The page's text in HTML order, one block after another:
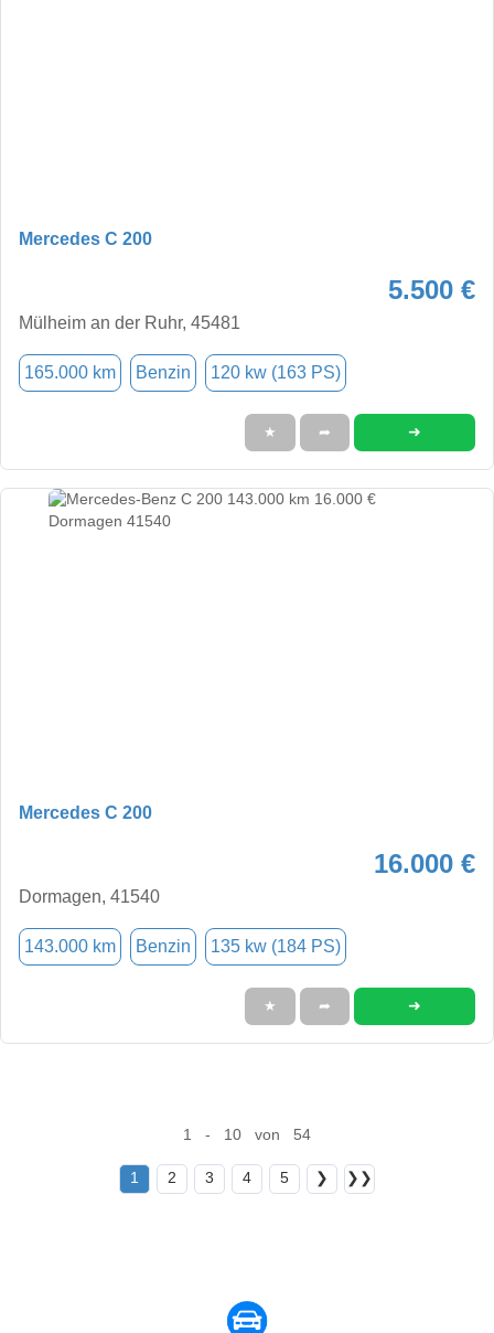
Mercedes C 200
5.500 €
Mülheim an der Ruhr, 45481
165.000 km Benzin 120 kw (163 PS)
★ ➦ ➜
Mercedes C 200
16.000 €
Dormagen, 41540
143.000 km Benzin 135 kw (184 PS)
★ ➦ ➜
1 - 10 von 54
1 2 3 4 5 ❯ ❯❯